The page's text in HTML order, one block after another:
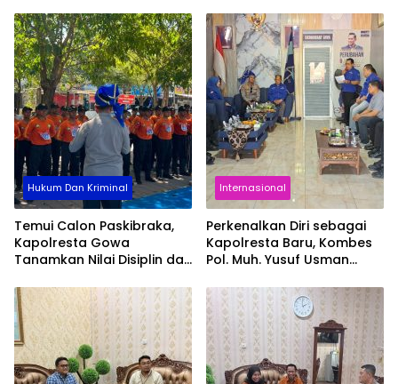
Hukum Dan Kriminal
Temui Calon Paskibraka,
Kapolresta Gowa
Tanamkan Nilai Disiplin dan
Internasional
Perkenalkan Diri sebagai
Kapolresta Baru, Kombes
Pol. Muh. Yusuf Usman
dengan DPC Demokrat
Gowa